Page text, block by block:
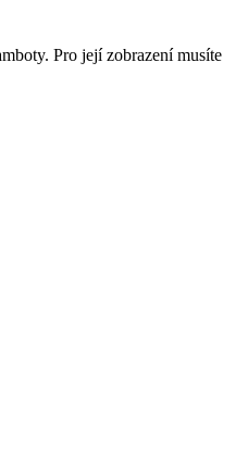
Pro její zobrazení musíte